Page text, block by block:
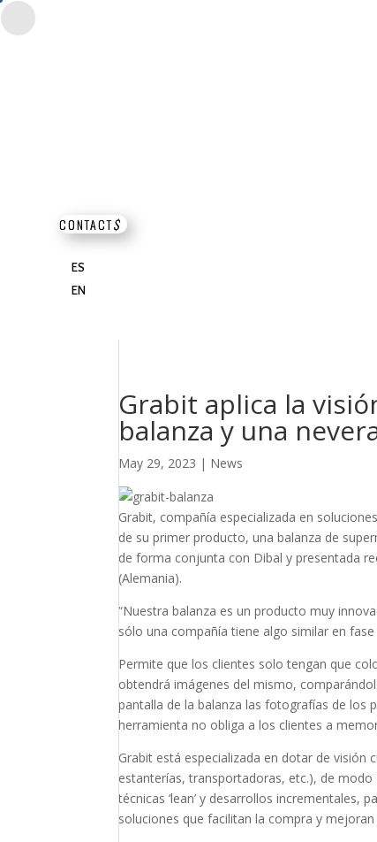
CONTACT$
ES
EN
Grabit aplica la
balanza y una
May 29, 2023 | News
Grabit, compañía especializada en
de su primer producto, una balanza de
de forma conjunta con Dibal y presentada
(Alemania).
“Nuestra balanza es un producto muy
sólo una compañía tiene algo similar en
Permite que los clientes solo tengan que
obtendrá imágenes del mismo,
pantalla de la balanza las fotografías de los
herramienta no obliga a los clientes a
Grabit está especializada en dotar de visión
estanterías, transportadoras, etc.), de
técnicas ‘lean’ y desarrollos
soluciones que facilitan la compra y mejoran